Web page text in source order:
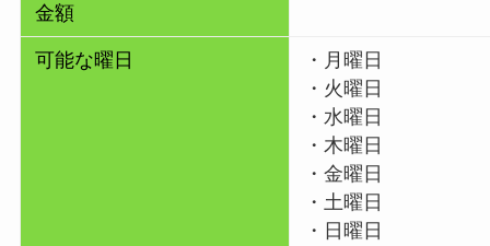
金額
可能な曜日
・月曜日
・火曜日
・水曜日
・木曜日
・金曜日
・土曜日
・日曜日